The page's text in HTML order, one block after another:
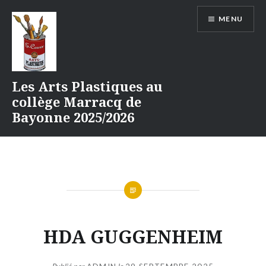
contenu
Les Arts Plastiques au
collège Marracq de
Bayonne 2025/2026
MENU
HDA GUGGENHEIM